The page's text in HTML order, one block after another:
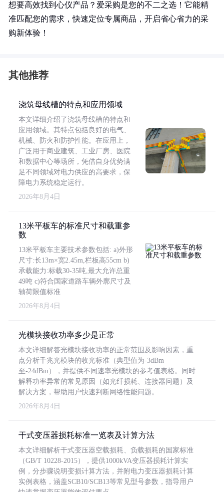
想要高效找到心仪产品？爱采购是您的不二之选！它能精
准匹配您的需求，快速定位专属商品，开启省心省力的采
购新体验！
其他推荐
浇筑母线槽的特点和应用领域
本文详细介绍了浇筑母线槽的特点和
应用领域。其特点包括良好的电气、
机械、防火和防护性能。在应用上，
广泛用于商业建筑、工业厂房、医院
和数据中心等场所，凭借自身优势满
足不同领域对电力供应的高要求，保
障电力系统稳定运行。
2026年8月4日
13米平板车的标准尺寸和载重参
数
13米平板车主要技术参数包括: a)外形
尺寸:长13m×宽2.45m,栏板高55cm b)
承载能力:标载30-35吨,最大允许总重
49吨 c)符合国家道路车辆外廓尺寸及
轴荷限值标准
2026年8月4日
光模块接收功率多少是正常
本文详细解答光模块接收功率的正常范围及影响因素，重
点分析千兆光模块的收光标准（典型值为-3dBm
至-24dBm），并提供不同速率光模块的参考值表格。同时
解释功率异常的常见原因（如光纤损耗、连接器问题）及
解决方案，帮助用户快速判断网络性能问题。
2026年8月4日
干式变压器损耗标准一览表及计算方法
本文详细解析干式变压器空载损耗、负载损耗的国家标准
（GB/T 10228-2015），提供1000kVA变压器损耗计算实
例，分步骤说明变损计算方法，并附电力变压器损耗计算
实例表格，涵盖SCB10/SCB13等常见型号参数，指导用户